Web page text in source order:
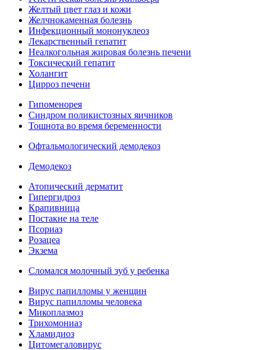
Желтый цвет глаз и кожи
Желчнокаменная болезнь
Инфекционный мононуклеоз
Лекарственный гепатит
Неалкогольная жировая болезнь печени
Токсический гепатит
Холангит
Цирроз печени
Гипоменорея
Синдром поликистозных яичников
Тошнота во время беременности
Офтальмологический демодекоз
Демодекоз
Атопический дерматит
Гипергидроз
Крапивница
Постакне на теле
Псориаз
Розацеа
Экзема
Сломался молочный зуб у ребенка
Вирус папилломы у женщин
Вирус папилломы человека
Микоплазмоз
Трихомониаз
Хламидиоз
Цитомегаловирус